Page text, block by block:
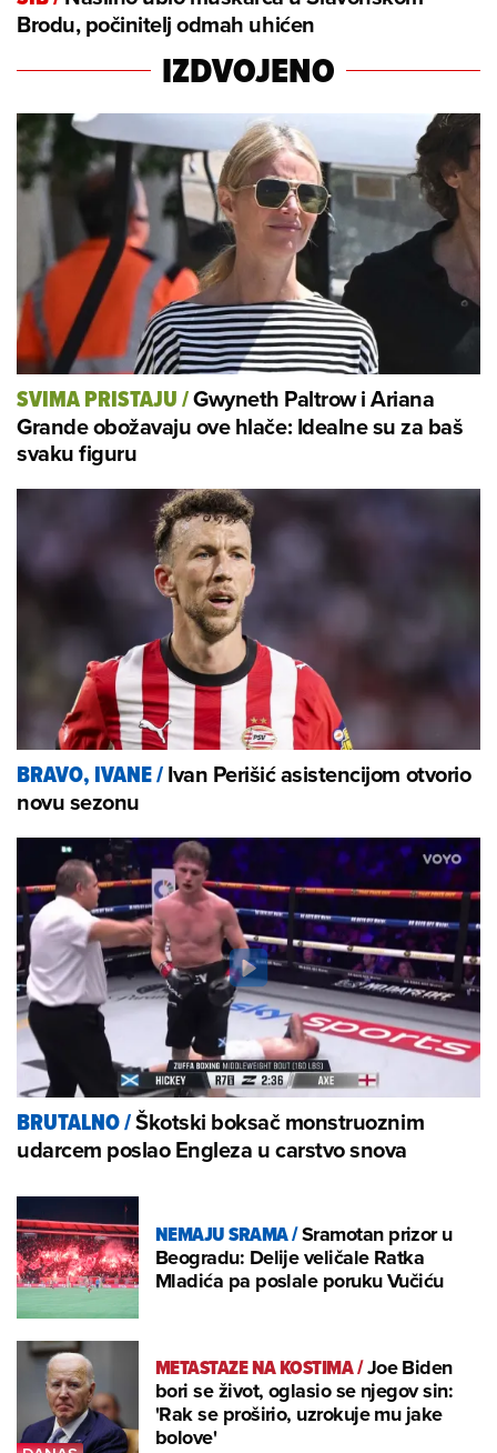
Brodu, počinitelj odmah uhićen
IZDVOJENO
SVIMA PRISTAJU/Gwyneth Paltrow i Ariana
Grande obožavaju ove hlače: Idealne su za baš
svaku figuru
BRAVO, IVANE/Ivan Perišić asistencijom otvorio
novu sezonu
BRUTALNO/Škotski boksač monstruoznim
udarcem poslao Engleza u carstvo snova
NEMAJU SRAMA/Sramotan prizor u
Beogradu: Delije veličale Ratka
Mladića pa poslale poruku Vučiću
METASTAZE NA KOSTIMA/Joe Biden
bori se život, oglasio se njegov sin:
'Rak se proširio, uzrokuje mu jake
bolove'